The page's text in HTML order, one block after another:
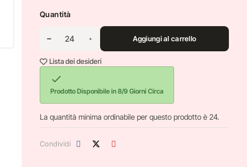
Quantità
Aggiungi al carrello
Lista dei desideri

Prodotto Disponibile in 8/9 Giorni Circa
La quantità minima ordinabile per questo prodotto è 24.
Condividi